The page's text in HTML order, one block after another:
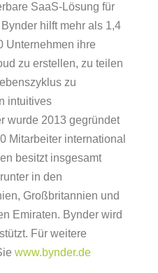
SaaS-Lösung für
hilft mehr als 1,4
Unternehmen ihre
zu erstellen, zu teilen
zu
intuitives
wurde 2013 gegründet
Mitarbeiter international
besitzt insgesamt
in den
Großbritannien und
Emiraten. Bynder wird
Für weitere
www.bynder.de